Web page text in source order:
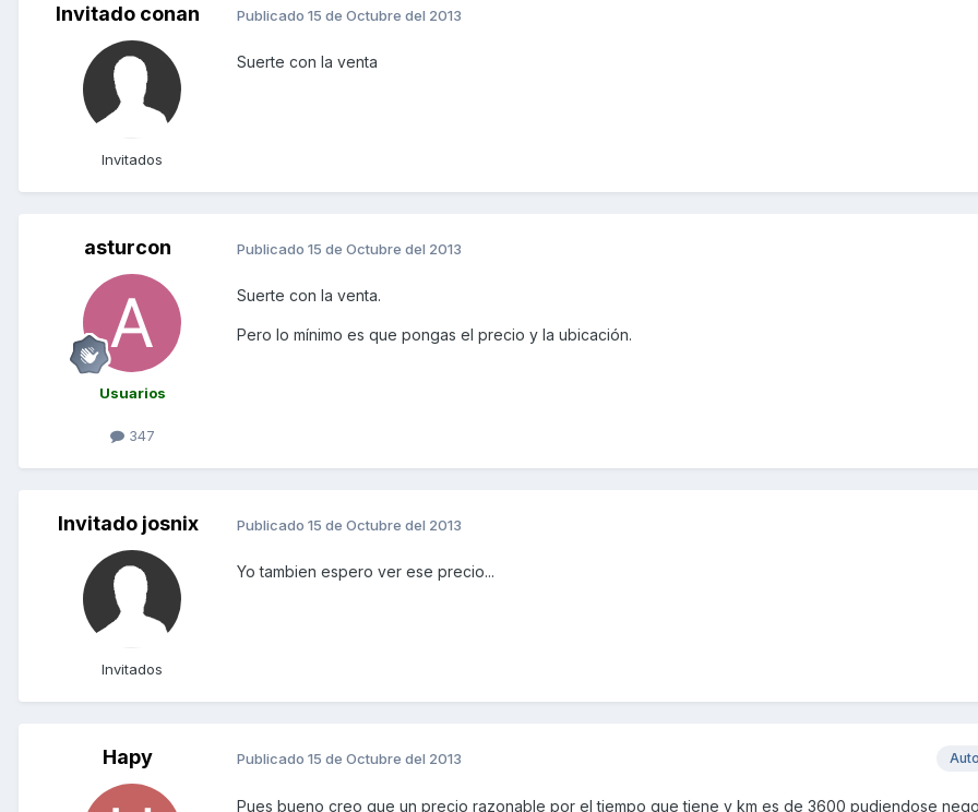
Invitado conan
Invitados
Publicado 15 de Octubre del 2013
Suerte con la venta
asturcon
Usuarios
347
Publicado 15 de Octubre del 2013
Suerte con la venta.
Pero lo mínimo es que pongas el precio y la ubicación.
Invitado josnix
Invitados
Publicado 15 de Octubre del 2013
Yo tambien espero ver ese precio...
Hapy Publicado 15 de Octubre del 2013
Pues bueno creo que un precio razonable por el tiempo que tiene y km es de 3600 pudiendose